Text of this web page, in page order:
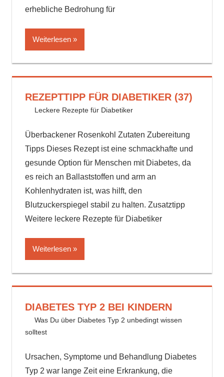
erhebliche Bedrohung für
Weiterlesen
REZEPTTIPP FÜR DIABETIKER (37)
31. Juli 2024
delta_invest
Leckere Rezepte für Diabetiker
Überbackener Rosenkohl Zutaten Zubereitung
Tipps Dieses Rezept ist eine schmackhafte und
gesunde Option für Menschen mit Diabetes, da
es reich an Ballaststoffen und arm an
Kohlenhydraten ist, was hilft, den
Blutzuckerspiegel stabil zu halten. Zusatztipp
Weitere leckere Rezepte für Diabetiker
Weiterlesen
DIABETES TYP 2 BEI KINDERN
29. Juli 2024
delta_invest
Was Du über Diabetes Typ 2 unbedingt wissen
solltest
Ursachen, Symptome und Behandlung Diabetes
Typ 2 war lange Zeit eine Erkrankung, die